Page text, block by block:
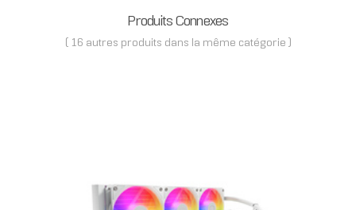
Produits Connexes
( 16 autres produits dans la même catégorie )